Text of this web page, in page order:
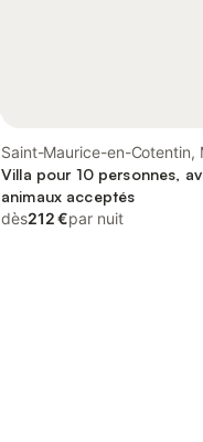
Saint-Maurice-en-Cotentin,
Villa pour 10 personnes,
animaux acceptés
dès212 €par nuit